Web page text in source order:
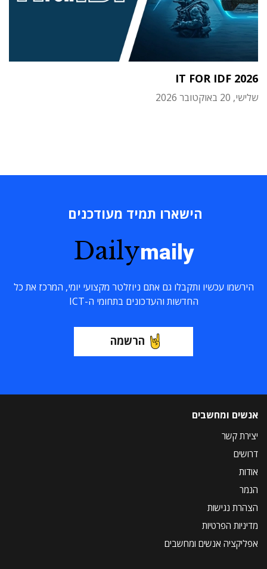
IT FOR IDF 2026
שלישי, 20 באוקטובר 2026
הישארו תמיד מעודכנים
Dailymaily
הירשמו עכשיו ותקבלו גם אתם ניוזלטר מקצועי יומי, המרכז את כל
החדשות והעדכונים בתחומי ה-ICT
הרשמה
אנשים ומחשבים
יצירת קשר
דרושים
אודות
הנמר
הצהרת נגישות
מדיניות הפרטיות
אפליקציה אנשים ומחשבים